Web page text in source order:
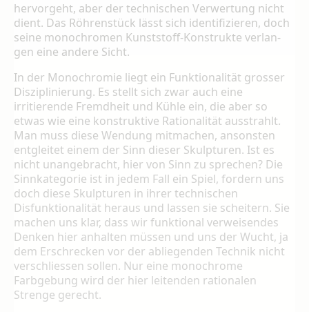
hervorgeht, aber der technischen Verwertung nicht
dient. Das Röh­renstück lässt sich identifizieren, doch
seine monochromen Kunststoff-Konstrukte verlan­
gen eine andere Sicht.
In der Monochromie liegt ein Funktionalität grosser
Disziplinierung. Es stellt sich zwar auch eine
irritierende Fremdheit und Kühle ein, die aber so
etwas wie eine konstrukti­ve Rationalität ausstrahlt.
Man muss diese Wendung mitmachen, ansonsten
entgleitet einem der Sinn dieser Skulpturen. Ist es
nicht unangebracht, hier von Sinn zu sprechen? Die
Sinnkategorie ist in jedem Fall ein Spiel, fordern uns
doch diese Skulpturen in ihrer technischen
Disfunktionalität heraus und las­sen sie scheitern. Sie
machen uns klar, dass wir funktional verweisendes
Denken hier an­halten müssen und uns der Wucht, ja
dem Er­schrecken vor der abliegenden Technik nicht
verschliessen sollen. Nur eine monochrome
Farbgebung wird der hier leitenden rationalen
Strenge gerecht.